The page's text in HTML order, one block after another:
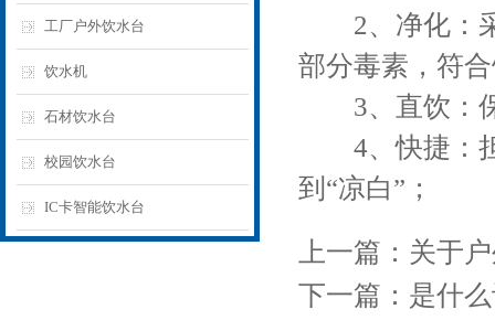
工厂户外饮水台
饮水机
石材饮水台
校园饮水台
IC卡智能饮水台
2、净化：采
部分毒素，符
3、直饮：保
4、快捷：担
到“凉白”；
上一篇： 关于
下一篇： 是什